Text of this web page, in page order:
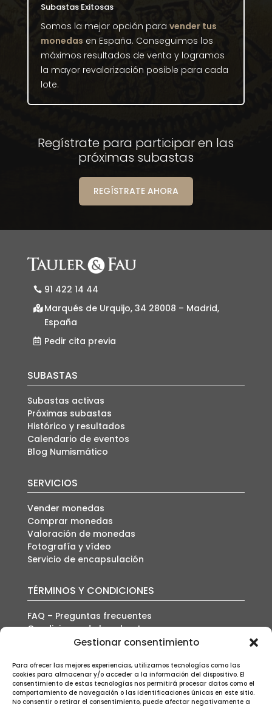
Gestionar consentimiento
Para ofrecer las mejores experiencias, utilizamos tecnologías como las
cookies para almacenar y/o acceder a la información del dispositivo. El
consentimiento de estas tecnologías nos permitirá procesar datos como el
comportamiento de navegación o las identificaciones únicas en este sitio.
No consentir o retirar el consentimiento, puede afectar negativamente a
Subastas Exitosas
Somos la mejor opción para vender tus
monedas en España. Conseguimos los
máximos resultados de venta y logramos
la mayor revalorización posible para cada
lote.
Regístrate para participar en las
próximas subastas
REGÍSTRATE AHORA
91 422 14 44
Marqués de Urquijo, 34 28008 – Madrid,
España
Pedir cita previa
SUBASTAS
Subastas activas
Próximas subastas
Histórico y resultados
Calendario de eventos
Blog Numismático
SERVICIOS
Vender monedas
Comprar monedas
Valoración de monedas
Fotografía y vídeo
Servicio de encapsulación
TÉRMINOS Y CONDICIONES
FAQ – Preguntas frecuentes
Condiciones de la subasta
Política de envío
Política de cookies
Aviso legal